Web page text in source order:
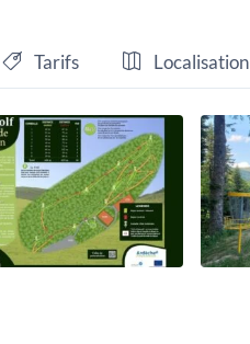
Tarifs Localisation